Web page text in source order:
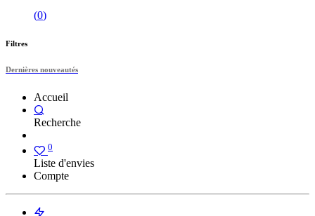
(0)
Filtres
Dernières nouveautés
Accueil
Recherche
0
Liste d'envies
Compte